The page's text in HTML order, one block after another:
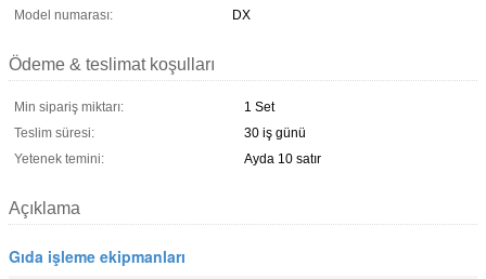
Model numarası:
DX
Ödeme & teslimat koşulları
Min sipariş miktarı:
1 Set
Teslim süresi:
30 iş günü
Yetenek temini:
Ayda 10 satır
Açıklama
Gıda işleme ekipmanları